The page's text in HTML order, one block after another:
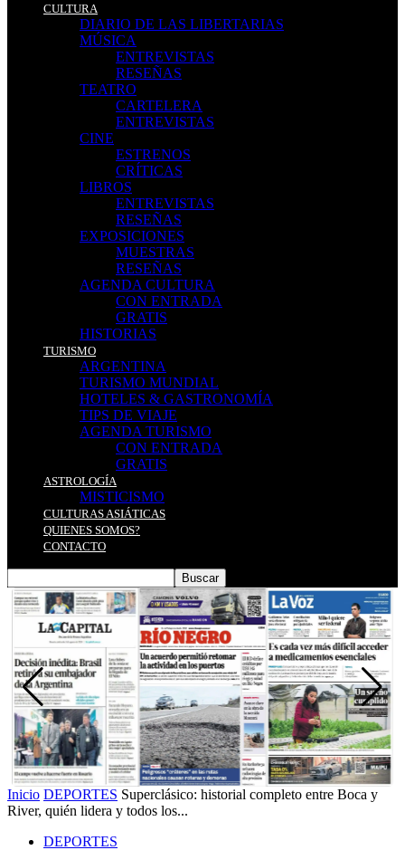
CULTURA
DIARIO DE LAS LIBERTARIAS
MÚSICA
ENTREVISTAS
RESEÑAS
TEATRO
CARTELERA
ENTREVISTAS
CINE
ESTRENOS
CRÍTICAS
LIBROS
ENTREVISTAS
RESEÑAS
EXPOSICIONES
MUESTRAS
RESEÑAS
AGENDA CULTURA
CON ENTRADA
GRATIS
HISTORIAS
TURISMO
ARGENTINA
TURISMO MUNDIAL
HOTELES & GASTRONOMÍA
TIPS DE VIAJE
AGENDA TURISMO
CON ENTRADA
GRATIS
ASTROLOGÍA
MISTICISMO
CULTURAS ASIÁTICAS
QUIENES SOMOS?
CONTACTO
Inicio DEPORTES Superclásico: historial completo entre Boca y
River, quién lidera y todos los...
DEPORTES